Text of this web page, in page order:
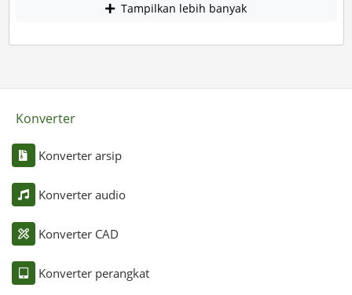
Tampilkan lebih banyak
Konverter
Konverter arsip
Konverter audio
Konverter CAD
Konverter perangkat